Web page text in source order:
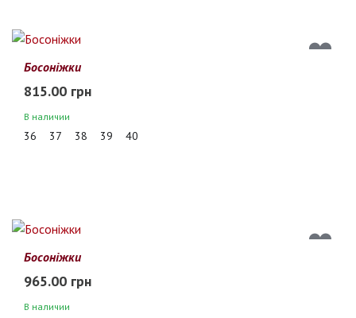
Босоніжки
815.00 грн
В наличии
36 37 38 39 40
Босоніжки
965.00 грн
В наличии